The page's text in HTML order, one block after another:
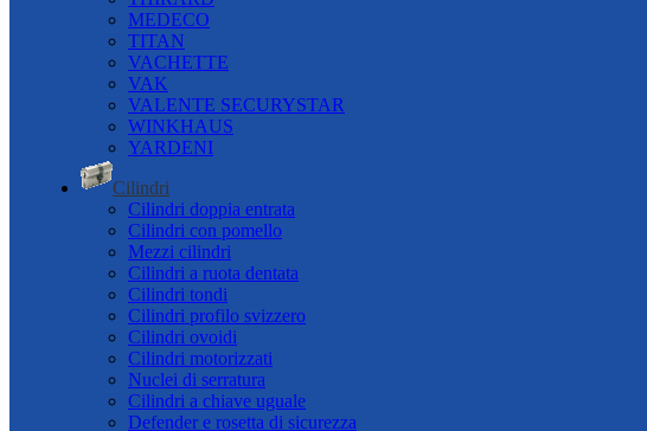
MEDECO
TITAN
VACHETTE
VAK
VALENTE SECURYSTAR
WINKHAUS
YARDENI
Cilindri
Cilindri doppia entrata
Cilindri con pomello
Mezzi cilindri
Cilindri a ruota dentata
Cilindri tondi
Cilindri profilo svizzero
Cilindri ovoidi
Cilindri motorizzati
Nuclei di serratura
Cilindri a chiave uguale
Defender e rosetta di sicurezza